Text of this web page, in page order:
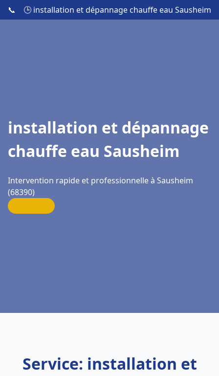
📞 🕒 installation et dépannage chauffe eau Sausheim
installation et dépannage
chauffe eau Sausheim
Intervention rapide et professionnelle à Sausheim
(68390)
Service: installation et